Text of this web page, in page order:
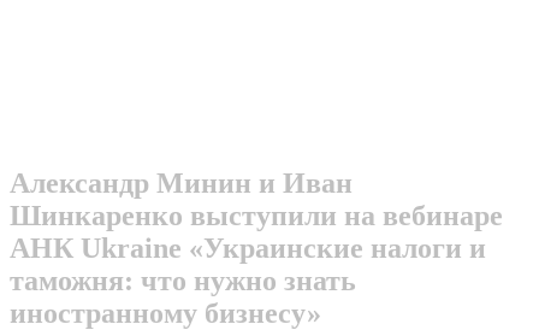
Александр Минин и Иван
Шинкаренко выступили на вебинаре
АНК Ukraine «Украинские налоги и
таможня: что нужно знать
иностранному бизнесу»